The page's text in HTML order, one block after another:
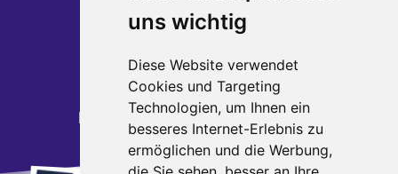
uns wichtig
Diese Website verwendet
Cookies und Targeting
Technologien, um Ihnen ein
besseres Internet-Erlebnis zu
ermöglichen und die Werbung,
Steinstraße 30
59872 Meschede
Telefon: 0291 - 95 270 700
Telefax: 0291 - 95 270 799
E-Mail:
kontakt busteamsauerland.de